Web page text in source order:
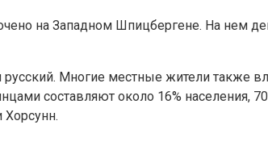
на Западном Шпицбергене. На нем
Многие местные жители также
составляют около 16%
Хорсунн.